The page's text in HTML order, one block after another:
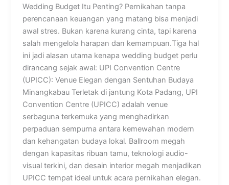
Wedding Budget Itu Penting? Pernikahan tanpa
perencanaan keuangan yang matang bisa menjadi
awal stres. Bukan karena kurang cinta, tapi karena
salah mengelola harapan dan kemampuan.Tiga hal
ini jadi alasan utama kenapa wedding budget perlu
dirancang sejak awal: UPI Convention Centre
(UPICC): Venue Elegan dengan Sentuhan Budaya
Minangkabau Terletak di jantung Kota Padang, UPI
Convention Centre (UPICC) adalah venue
serbaguna terkemuka yang menghadirkan
perpaduan sempurna antara kemewahan modern
dan kehangatan budaya lokal. Ballroom megah
dengan kapasitas ribuan tamu, teknologi audio-
visual terkini, dan desain interior megah menjadikan
UPICC tempat ideal untuk acara pernikahan elegan.